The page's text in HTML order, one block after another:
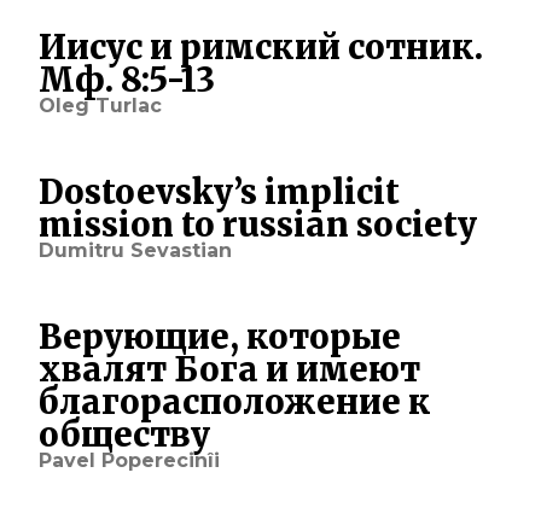
Иисус и римский сотник.
Мф. 8:5-13
Oleg Turlac
Dostoevsky’s implicit
mission to russian society
Dumitru Sevastian
Верующие, которые
хвалят Бога и имеют
благорасположение к
обществу
Pavel Poperecinîi